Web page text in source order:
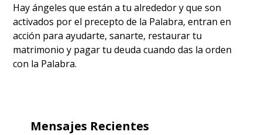
Hay ángeles que están a tu alrededor y que son
activados por el precepto de la Palabra, entran en
acción para ayudarte, sanarte, restaurar tu
matrimonio y pagar tu deuda cuando das la orden
con la Palabra.
Mensajes Recientes